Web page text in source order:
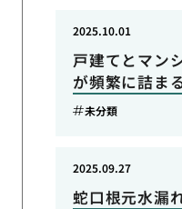
戸建てとマン
が頻繁に詰ま
2025.10.01
未分類
蛇口根元水漏
2025.09.27